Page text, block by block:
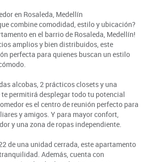
en Rosaleda, Medellín
combine comodidad, estilo y ubicación?
en el barrio de Rosaleda, Medellín!
amplios y bien distribuidos, este
perfecta para quienes buscan un estilo
alcobas, 2 prácticos closets y una
permitirá desplegar todo tu potencial
es el centro de reunión perfecto para
y amigos. Y para mayor confort,
y una zona de ropas independiente.
de una unidad cerrada, este apartamento
Además, cuenta con